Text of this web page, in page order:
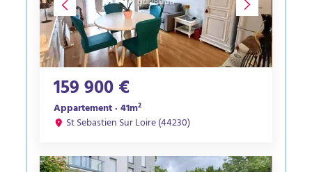
159 900 €
Appartement · 41m²
St Sebastien Sur Loire (44230)